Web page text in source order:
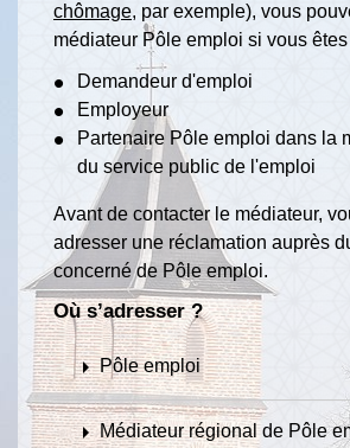
chômage, par exemple), vous
médiateur Pôle emploi si vous êtes
Demandeur d'emploi
Employeur
Partenaire Pôle emploi dans la
du service public de l'emploi
Avant de contacter le médiateur,
adresser une réclamation auprès
concerné de Pôle emploi.
Où s’adresser ?
arrow_rightPôle emploi
arrow_rightMédiateur régional de Pôle